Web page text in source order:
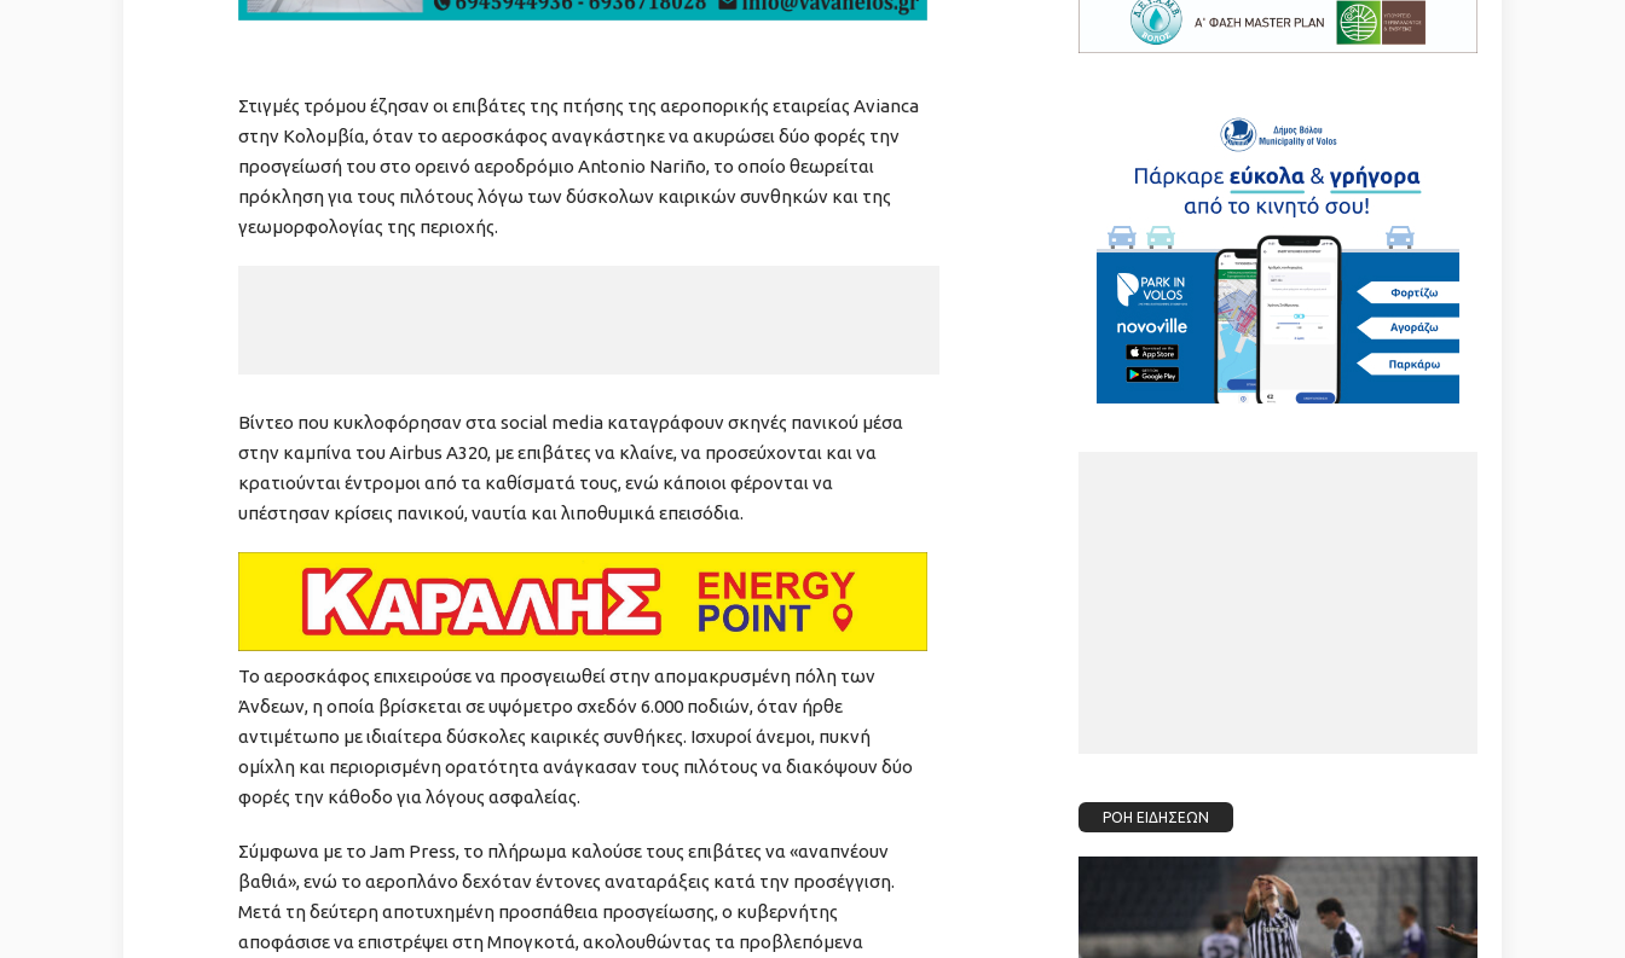
Στιγμές τρόμου έζησαν οι επιβάτες της πτήσης της αεροπορικής εταιρείας Avianca
στην Κολομβία, όταν το αεροσκάφος αναγκάστηκε να ακυρώσει δύο φορές την
προσγείωσή του στο ορεινό αεροδρόμιο Antonio Nariño, το οποίο θεωρείται
πρόκληση για τους πιλότους λόγω των δύσκολων καιρικών συνθηκών και της
γεωμορφολογίας της περιοχής.
Βίντεο που κυκλοφόρησαν στα social media καταγράφουν σκηνές πανικού μέσα
στην καμπίνα του Airbus A320, με επιβάτες να κλαίνε, να προσεύχονται και να
κρατιούνται έντρομοι από τα καθίσματά τους, ενώ κάποιοι φέρονται να
υπέστησαν κρίσεις πανικού, ναυτία και λιποθυμικά επεισόδια.
Το αεροσκάφος επιχειρούσε να προσγειωθεί στην απομακρυσμένη πόλη των
Άνδεων, η οποία βρίσκεται σε υψόμετρο σχεδόν 6.000 ποδιών, όταν ήρθε
αντιμέτωπο με ιδιαίτερα δύσκολες καιρικές συνθήκες. Ισχυροί άνεμοι, πυκνή
ομίχλη και περιορισμένη ορατότητα ανάγκασαν τους πιλότους να διακόψουν δύο
φορές την κάθοδο για λόγους ασφαλείας.
Σύμφωνα με το Jam Press, το πλήρωμα καλούσε τους επιβάτες να «αναπνέουν
βαθιά», ενώ το αεροπλάνο δεχόταν έντονες αναταράξεις κατά την προσέγγιση.
Μετά τη δεύτερη αποτυχημένη προσπάθεια προσγείωσης, ο κυβερνήτης
αποφάσισε να επιστρέψει στη Μπογκοτά, ακολουθώντας τα προβλεπόμενα
ΡΟΗ ΕΙΔΗΣΕΩΝ